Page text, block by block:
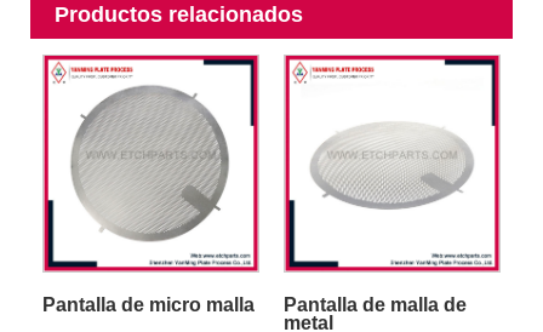
Productos relacionados
Pantalla de micro malla
Pantalla de malla de
metal